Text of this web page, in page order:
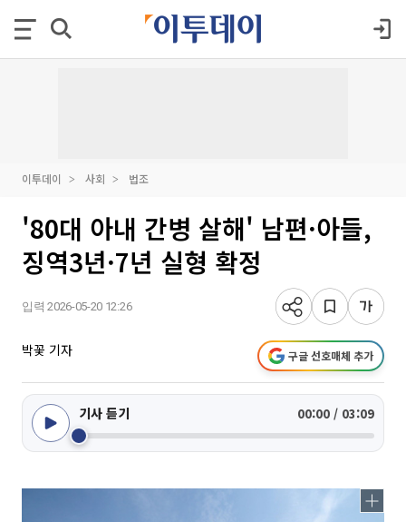
이투데이 사회 법조
'80대 아내 간병 살해' 남편·아들,
징역3년·7년 실형 확정
입력 2026-05-20 12:26
박꽃 기자 구글 선호매체 추가
기사 듣기 00:00 / 03:09